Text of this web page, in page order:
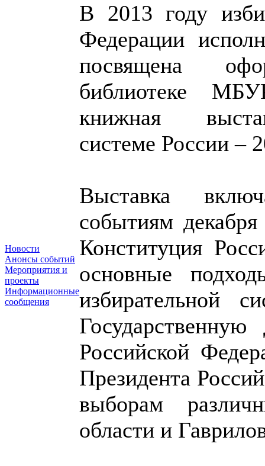
Новости
Анонсы событий
Мероприятия и
проекты
Информационные
сообщения
В 2013 году
Федерации
посвящена
библиотеке
книжная
системе России –
Выставка
событиям
Конституция
основные
избирательной
Российской
Президента
выборам
области и